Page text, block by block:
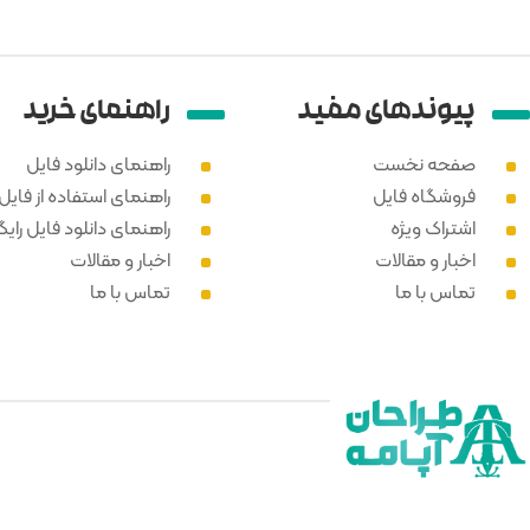
پیوند‌های مفید
صفحه نخست
فروشگاه فایل
اشتراک ویژه
اخبار و مقالات
تماس با ما
راهنمای خرید
راهنمای دانلود فایل
راهنمای استفاده از فایل PSD
راهنمای دانلود فایل
اخبار و مقالات
تماس با ما